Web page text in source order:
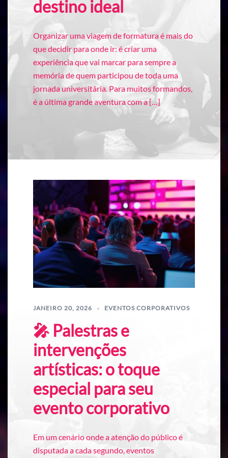
destino ideal
Organizar uma viagem de formatura é mais do
que decidir para onde ir: é criar uma
experiência que vai marcar para sempre a
memória de quem participou de toda uma
jornada universitária. Para muitos formandos,
é a última grande aventura com a […]
JANEIRO 20, 2026 EVENTOS CORPORATIVOS
🎤 Palestras e
intervenções
artísticas: o toque
especial para seu
evento corporativo
Em um cenário onde a atenção do público é
disputada a cada segundo, eventos